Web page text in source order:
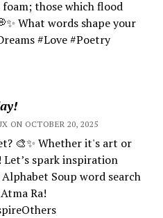
those which flood
What words shape your
#Love #Poetry
ON OCTOBER 20, 2025
🎨✨ Whether it's art or
Let’s spark inspiration
Soup word search
Ra!